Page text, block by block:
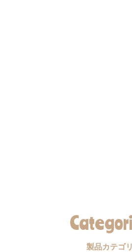
製品カテゴリ